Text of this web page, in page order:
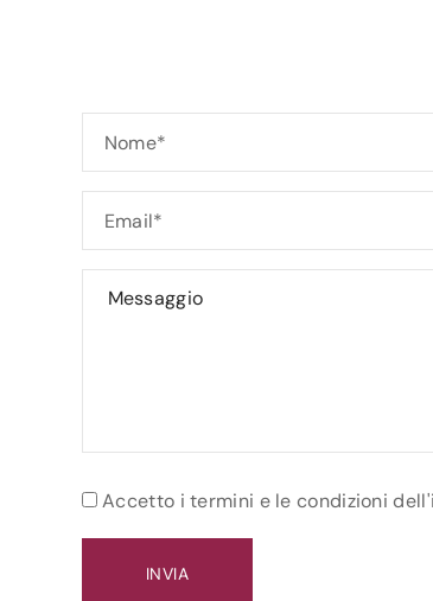
Accetto i termini e le condizioni